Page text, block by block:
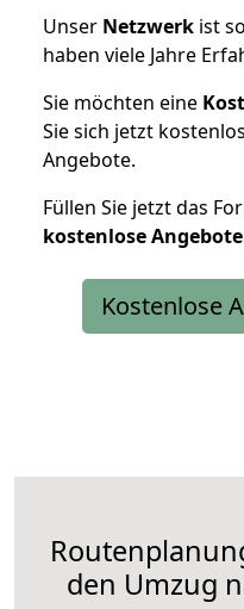
Unser Netzwerk ist
haben viele Jahre
Sie möchten eine
Sie sich jetzt
Angebote.
Füllen Sie jetzt das
kostenlose
Kostenlose
den Umzug